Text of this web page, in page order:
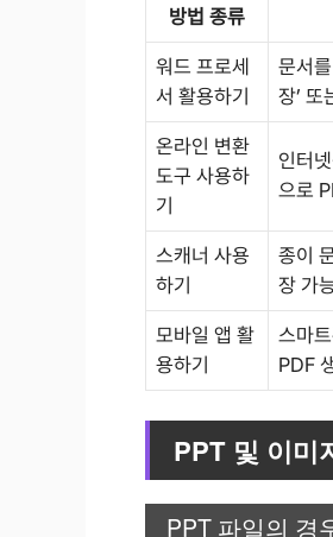
방법 종류
워드 프로세
서 활용하기
문서
장’ 또
온라인 변환
도구 사용하
기
인터
으로
스캐너 사용
하기
종이
장 가
모바일 앱 활
용하기
스마
PDF
PPT 및 이미
PPT 파일의 경